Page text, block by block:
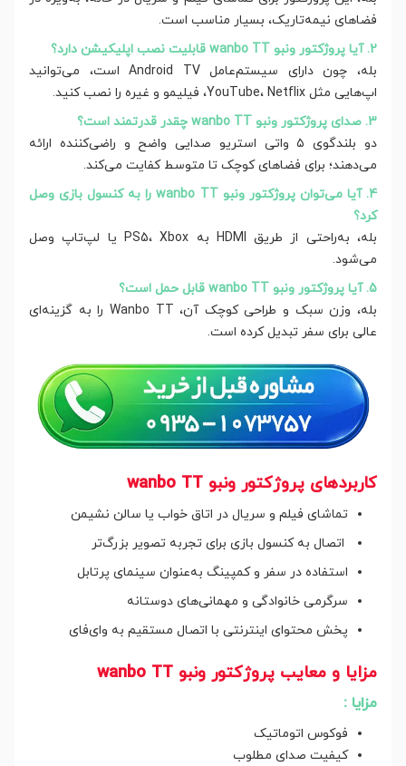
فضاهای نیمه‌تاریک، بسیار مناسب است.
2. آیا پروژکتور ونبو wanbo TT قابلیت نصب اپلیکیشن دارد؟
بله، چون دارای سیستم‌عامل Android TV است، می‌توانید
اپ‌هایی مثل YouTube، Netflix، فیلیمو و غیره را نصب کنید.
3. صدای پروژکتور ونبو wanbo TT چقدر قدرتمند است؟
دو بلندگوی ۵ واتی استریو صدایی واضح و راضی‌کننده ارائه
می‌دهند؛ برای فضاهای کوچک تا متوسط کفایت می‌کند.
4. آیا می‌توان پروژکتور ونبو wanbo TT را به کنسول بازی وصل
کرد؟
بله، به‌راحتی از طریق HDMI به PS5، Xbox یا لپ‌تاپ وصل
می‌شود.
5. آیا پروژکتور ونبو wanbo TT قابل حمل است؟
بله، وزن سبک و طراحی کوچک آن، Wanbo TT را به گزینه‌ای
عالی برای سفر تبدیل کرده است.
کاربردهای پروژکتور ونبو wanbo TT
تماشای فیلم و سریال در اتاق خواب یا سالن نشیمن
اتصال به کنسول بازی برای تجربه تصویر بزرگ‌تر
استفاده در سفر و کمپینگ به‌عنوان سینمای پرتابل
سرگرمی خانوادگی و مهمانی‌های دوستانه
پخش محتوای اینترنتی با اتصال مستقیم به وای‌فای
مزایا و معایب پروژکتور ونبو wanbo TT
مزایا :
فوکوس اتوماتیک
کیفیت صدای مطلوب